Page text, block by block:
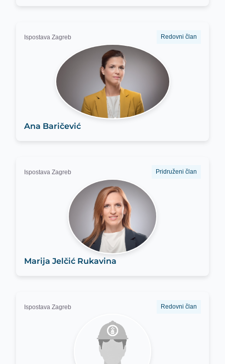
Ispostava Zagreb Redovni član
Ana Baričević
Ispostava Zagreb Pridruženi član
Marija Jelčić Rukavina
Ispostava Zagreb Redovni član